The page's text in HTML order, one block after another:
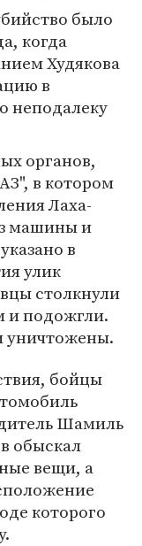
было
когда
Худякова
в
неподалеку
органов,
в котором
Лаха-
машины и
в
улик
столкнули
и подожгли.
уничтожены.
бойцы
Шамиль
обыскал
вещи, а
которого